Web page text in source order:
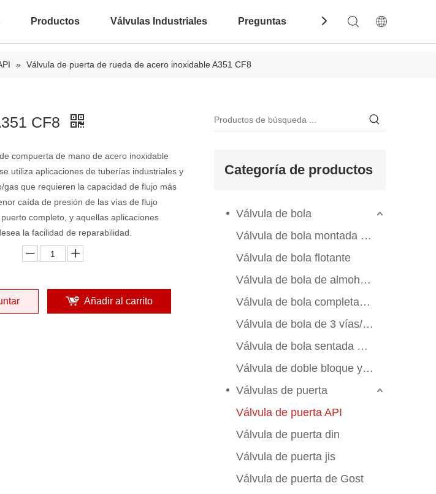
Productos Válvulas Industriales Preguntas Frecuentes Contáctenos
» Válvula de puerta de rueda de acero inoxidable A351 CF8
CF8
compuerta de mano de acero inoxidable
utiliza aplicaciones de tuberías industriales y
gas que requieren la capacidad de flujo más
caída de presión de las vías de flujo
completo, y aquellas aplicaciones
la facilidad de reparabilidad.
Añadir al carrito
Categoría de productos
Válvula de bola
Válvula de bola montada en el muelle
Válvula de bola flotante
Válvula de bola de almohadilla de montaje
Válvula de bola completamente soldada
Válvula de bola de 3 vías/4 vías
Válvula de bola sentada de metal
Válvula de doble bloque y sangrado
Válvulas de puerta
Válvula de puerta API
Válvula de puerta din
Válvula de puerta jis
Válvula de puerta de Gost